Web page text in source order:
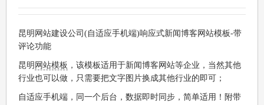
昆明网站建设公司(自适应手机端)响应式新闻博客网站模板-带
评论功能
昆明 网站模板 ，该模板适用于新闻博客网站等企业，当然其他
行业也可以做，只需要把文字图片换成其他行业的即可；
自适应手机端，同一个后台，数据即时同步，简单适用！附带